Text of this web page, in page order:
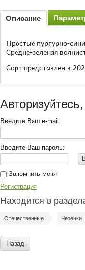
Описание
Простые пурпурно-
Средне-зеленая
Сорт представлен в
Введите Ваш e-mail:
Введите Ваш пароль:
Запомнить меня
Регистрация
Находится в
Отечественные Черенки
Назад